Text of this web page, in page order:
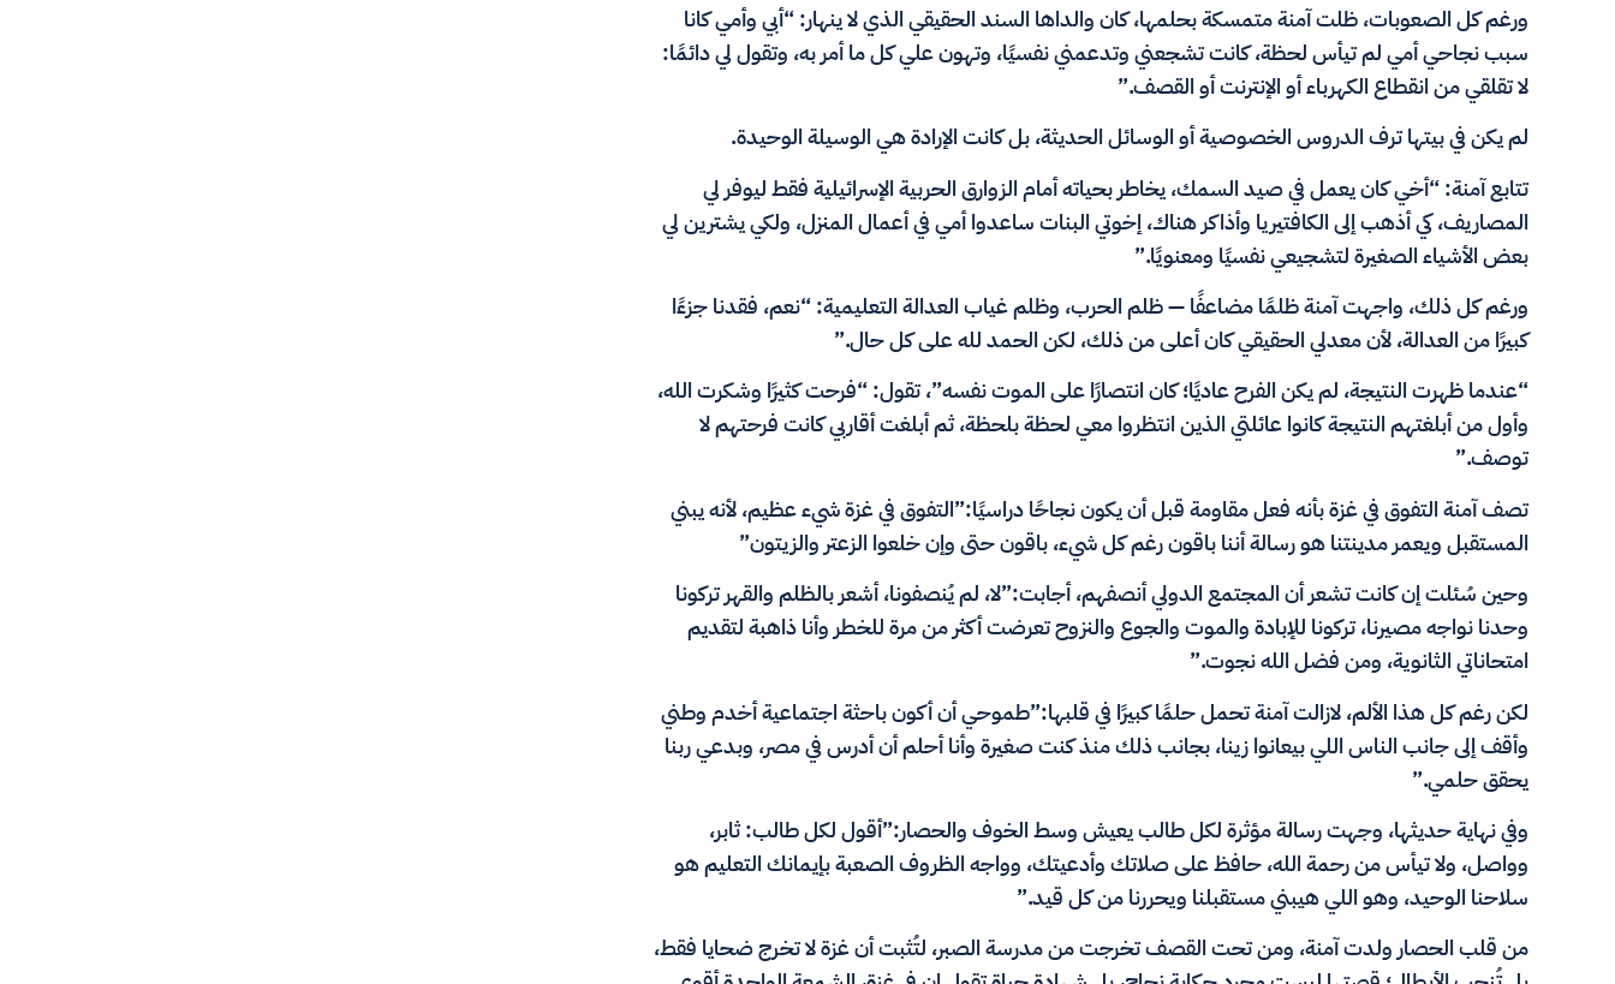
ورغم كل الصعوبات، ظلت آمنة متمسكة بحلمها، كان والداها السند الحقيقي الذي لا ينهار: “أبي وأمي كانا
سبب نجاحي أمي لم تيأس لحظة، كانت تشجعني وتدعمني نفسيًا، وتهون علي كل ما أمر به، وتقول لي دائمًا:
لا تقلقي من انقطاع الكهرباء أو الإنترنت أو القصف.”
لم يكن في بيتها ترف الدروس الخصوصية أو الوسائل الحديثة، بل كانت الإرادة هي الوسيلة الوحيدة.
تتابع آمنة: “أخي كان يعمل في صيد السمك، يخاطر بحياته أمام الزوارق الحربية الإسرائيلية فقط ليوفر لي
المصاريف، كي أذهب إلى الكافتيريا وأذاكر هناك، إخوتي البنات ساعدوا أمي في أعمال المنزل، ولكي يشترين لي
بعض الأشياء الصغيرة لتشجيعي نفسيًا ومعنويًا.”
ورغم كل ذلك، واجهت آمنة ظلمًا مضاعفًا — ظلم الحرب، وظلم غياب العدالة التعليمية: “نعم، فقدنا جزءًا
كبيرًا من العدالة، لأن معدلي الحقيقي كان أعلى من ذلك، لكن الحمد لله على كل حال.”
“عندما ظهرت النتيجة، لم يكن الفرح عاديًا؛ كان انتصارًا على الموت نفسه”، تقول: “فرحت كثيرًا وشكرت الله،
وأول من أبلغتهم النتيجة كانوا عائلتي الذين انتظروا معي لحظة بلحظة، ثم أبلغت أقاربي كانت فرحتهم لا
توصف.”
تصف آمنة التفوق في غزة بأنه فعل مقاومة قبل أن يكون نجاحًا دراسيًا:”التفوق في غزة شيء عظيم، لأنه يبني
المستقبل ويعمر مدينتنا هو رسالة أننا باقون رغم كل شيء، باقون حتى وإن خلعوا الزعتر والزيتون”
وحين سُئلت إن كانت تشعر أن المجتمع الدولي أنصفهم، أجابت:”لا، لم يُنصفونا، أشعر بالظلم والقهر تركونا
وحدنا نواجه مصيرنا، تركونا للإبادة والموت والجوع والنزوح تعرضت أكثر من مرة للخطر وأنا ذاهبة لتقديم
امتحاناتي الثانوية، ومن فضل الله نجوت.”
لكن رغم كل هذا الألم، لازالت آمنة تحمل حلمًا كبيرًا في قلبها:”طموحي أن أكون باحثة اجتماعية أخدم وطني
وأقف إلى جانب الناس اللي بيعانوا زينا، بجانب ذلك منذ كنت صغيرة وأنا أحلم أن أدرس في مصر، وبدعي ربنا
يحقق حلمي.”
وفي نهاية حديثها، وجهت رسالة مؤثرة لكل طالب يعيش وسط الخوف والحصار:”أقول لكل طالب: ثابر،
وواصل، ولا تيأس من رحمة الله، حافظ على صلاتك وأدعيتك، وواجه الظروف الصعبة بإيمانك التعليم هو
سلاحنا الوحيد، وهو اللي هيبني مستقبلنا ويحررنا من كل قيد.”
من قلب الحصار ولدت آمنة، ومن تحت القصف تخرجت من مدرسة الصبر، لتُثبت أن غزة لا تخرج ضحايا فقط،